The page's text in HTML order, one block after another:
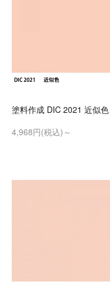
塗料作成 DIC 2021 近似色
4,968円(税込)～